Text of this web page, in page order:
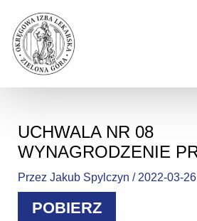
UCHWALA NR 08
WYNAGRODZENIE
PrzezJakub Spylczyn/ 2022-03-26
POBIERZ